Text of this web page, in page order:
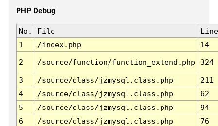
PHP Debug
No. File
Line
1
/index.php 14
2 /source/function/function_extend.php 324
3 /source/class/jzmysql.class.php
211
4
/source/class/jzmysql.class.php
62
5
/source/class/jzmysql.class.php
94
6
/source/class/jzmysql.class.php 76